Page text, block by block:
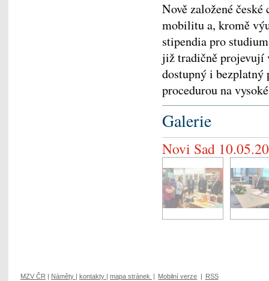
Nově založené
mobilitu a, kromě
stipendia pro
již tradičně projevují
dostupný i bezplatný
procedurou na
Galerie
Novi Sad
MZV ČR Náměty kontakty mapa stránek Mobilní verze RSS